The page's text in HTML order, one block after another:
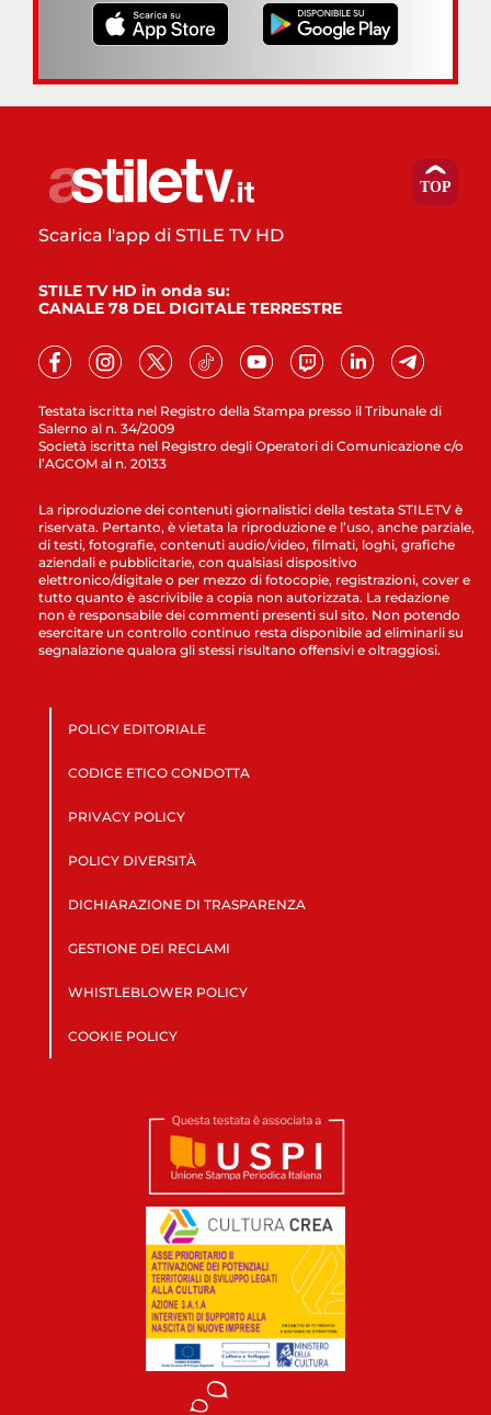
Testata iscritta nel Registro della Stampa presso il Tribunale di
Salerno al n. 34/2009
Società iscritta nel Registro degli Operatori di Comunicazione c/o
l’AGCOM al n. 20133
Scarica l'app di STILE TV HD
STILE TV HD in onda su:
CANALE 78 DEL DIGITALE TERRESTRE
La riproduzione dei contenuti giornalistici della testata STILETV è
riservata. Pertanto, è vietata la riproduzione e l’uso, anche parziale,
di testi, fotografie, contenuti audio/video, filmati, loghi, grafiche
aziendali e pubblicitarie, con qualsiasi dispositivo
elettronico/digitale o per mezzo di fotocopie, registrazioni, cover e
tutto quanto è ascrivibile a copia non autorizzata. La redazione
non è responsabile dei commenti presenti sul sito. Non potendo
esercitare un controllo continuo resta disponibile ad eliminarli su
segnalazione qualora gli stessi risultano offensivi e oltraggiosi.
POLICY EDITORIALE
CODICE ETICO CONDOTTA
PRIVACY POLICY
POLICY DIVERSITÀ
DICHIARAZIONE DI TRASPARENZA
GESTIONE DEI RECLAMI
WHISTLEBLOWER POLICY
COOKIE POLICY